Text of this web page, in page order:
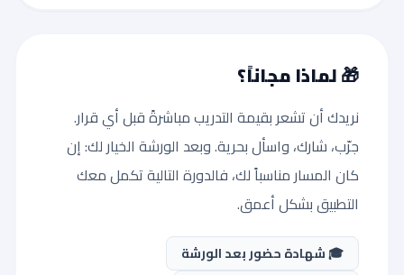
🎁 لماذا مجاناً؟
نريدك أن تشعر بقيمة التدريب مباشرةً قبل أي قرار.
جرّب، شارك، واسأل بحرية. وبعد الورشة الخيار لك: إن
كان المسار مناسباً لك، فالدورة التالية تكمل معك
التطبيق بشكل أعمق.
🎓 شهادة حضور بعد الورشة